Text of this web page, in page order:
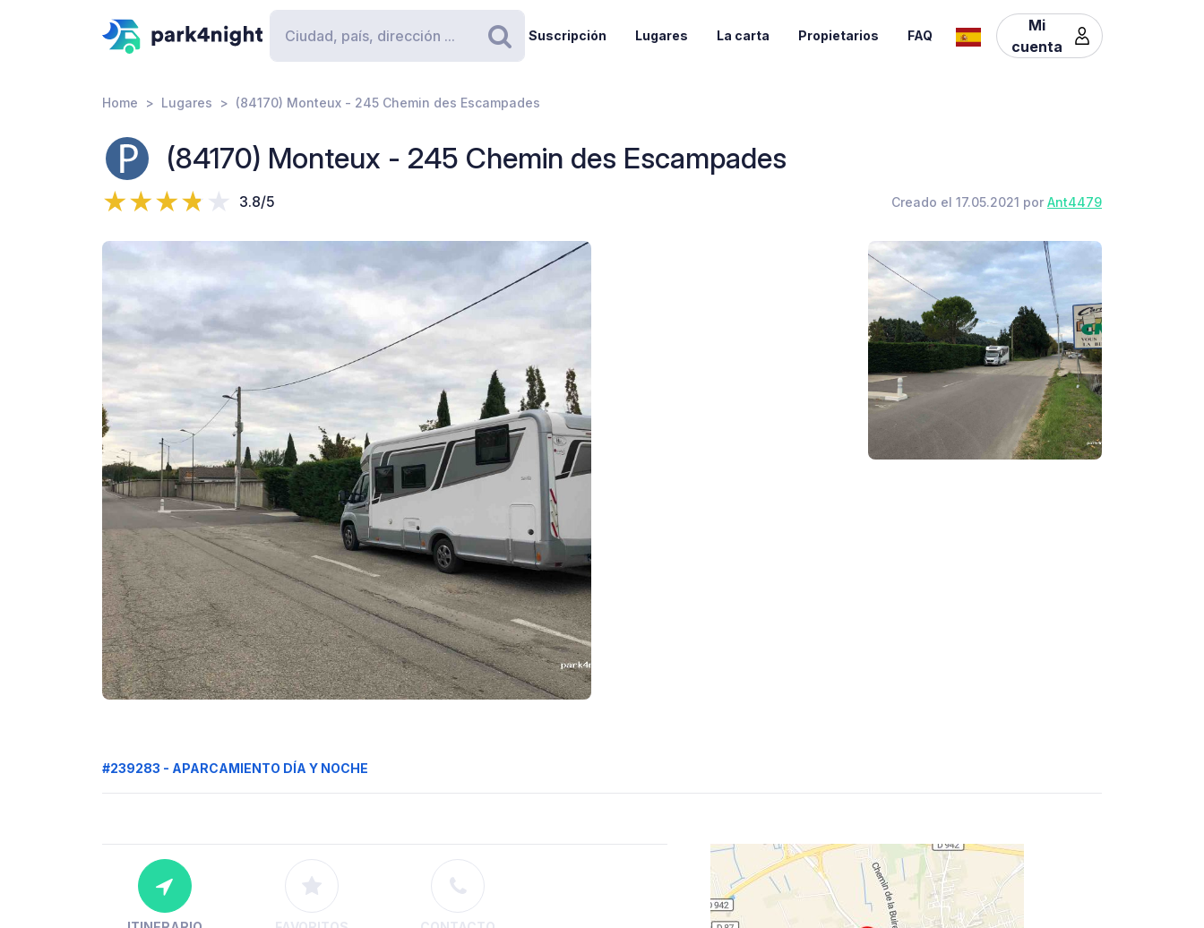
Buscar
Suscripción Lugares La carta Propietarios FAQ
Mi
cuenta
Home Lugares (84170) Monteux - 245 Chemin des Escampades
(84170) Monteux - 245 Chemin des Escampades
3.8/5 Creado el 17.05.2021 por Ant4479
#239283 - APARCAMIENTO DÍA Y NOCHE